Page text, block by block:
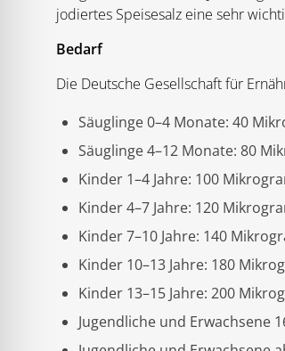
jodiertes Speisesalz eine sehr
Bedarf
Die Deutsche Gesellschaft für
Säuglinge 0–4 Monate: 40
Säuglinge 4–12 Monate: 80
Kinder 1–4 Jahre: 100
Kinder 4–7 Jahre: 120
Kinder 7–10 Jahre: 140
Kinder 10–13 Jahre: 180
Kinder 13–15 Jahre: 200
Jugendliche und Erwachsene